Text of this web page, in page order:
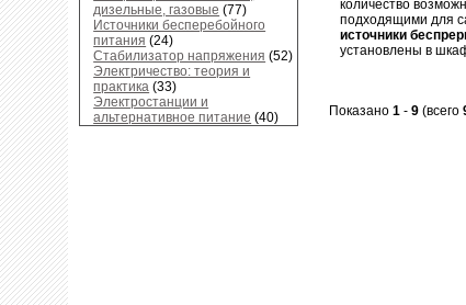
количество
подходящими для
источники
установлены в
Показано 1 - 9 (всего
дизельные, газовые (77)
Источники бесперебойного
питания (24)
Стабилизатор напряжения (52)
Электричество: теория и
практика (33)
Электростанции и
альтернативное питание (40)